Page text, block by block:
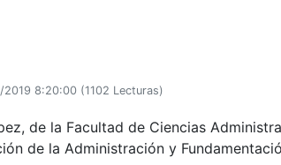
2019 8:20:00 (1102 Lecturas)
de la Facultad de Ciencias
de la Administración y